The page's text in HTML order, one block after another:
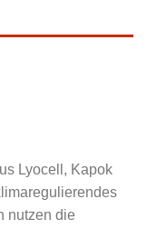
Lyocell, Kapok
nutzen die